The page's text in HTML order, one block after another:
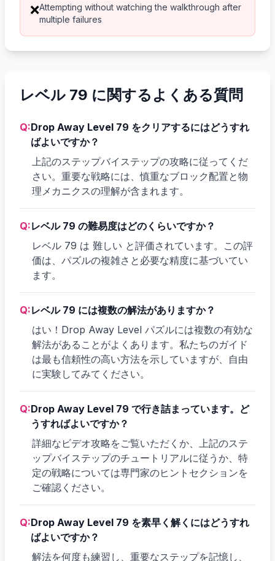
❌Attempting without watching the walkthrough after
multiple failures
レベル 79 に関するよくある質問
Q:Drop Away Level 79 をクリアするにはどうすれ
ばよいですか？
上記のステップバイステップの攻略に従ってくだ
さい。重要な戦略には、慎重なブロック配置と物
理メカニクスの理解が含まれます。
Q:レベル 79 の難易度はどのくらいですか？
レベル 79 は 難しい と評価されています。この評
価は、パズルの複雑さと必要な精度に基づいてい
ます。
Q:レベル 79 には複数の解法がありますか？
はい！Drop Away Level パズルには複数の有効な
解法があることがよくあります。私たちのガイド
は最も信頼性の高い方法を示していますが、自由
に実験してみてください。
Q:Drop Away Level 79 で行き詰まっています。ど
うすればよいですか？
詳細なビデオ攻略をご覧いただくか、上記のステ
ップバイステップのチュートリアルに従うか、特
定の戦略については専門家のヒントセクションを
ご確認ください。
Q:Drop Away Level 79 を素早く解くにはどうすれ
ばよいですか？
解法を何度も練習し、重要なステップを記憶し、